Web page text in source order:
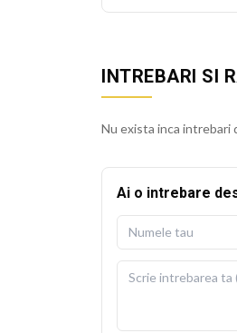
INTREBARI SI
Nu exista inca intrebari
Ai o intrebare